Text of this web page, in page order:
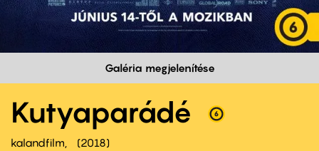
Galéria megjelenítése
Kutyaparádé
kalandfilm
2018